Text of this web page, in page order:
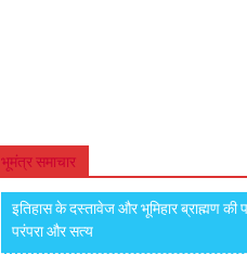
भूमंत्र समाचार
इतिहास के दस्तावेज और भूमिहार ब्राह्मण की
परंपरा और सत्य